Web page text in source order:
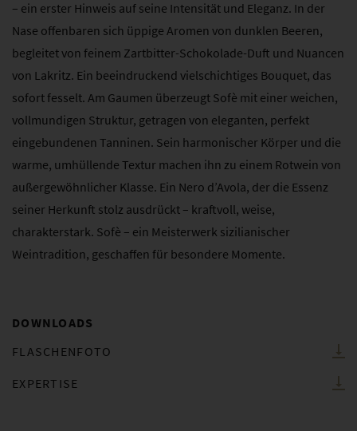
– ein erster Hinweis auf seine Intensität und Eleganz. In der
Nase offenbaren sich üppige Aromen von dunklen Beeren,
begleitet von feinem Zartbitter-Schokolade-Duft und Nuancen
von Lakritz. Ein beeindruckend vielschichtiges Bouquet, das
sofort fesselt. Am Gaumen überzeugt Sofè mit einer weichen,
vollmundigen Struktur, getragen von eleganten, perfekt
eingebundenen Tanninen. Sein harmonischer Körper und die
warme, umhüllende Textur machen ihn zu einem Rotwein von
außergewöhnlicher Klasse. Ein Nero d’Avola, der die Essenz
seiner Herkunft stolz ausdrückt – kraftvoll, weise,
charakterstark. Sofè – ein Meisterwerk sizilianischer
Weintradition, geschaffen für besondere Momente.
DOWNLOADS
FLASCHENFOTO
EXPERTISE